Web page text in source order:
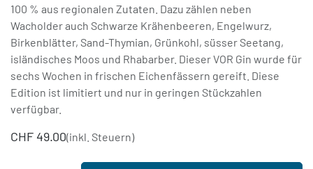
100 % aus regionalen Zutaten. Dazu zählen neben
Wacholder auch Schwarze Krähenbeeren, Engelwurz,
Birkenblätter, Sand-Thymian, Grünkohl, süsser Seetang,
isländisches Moos und Rhabarber. Dieser VOR Gin wurde für
sechs Wochen in frischen Eichenfässern gereift. Diese
Edition ist limitiert und nur in geringen Stückzahlen
verfügbar.
CHF 49.00(inkl. Steuern)